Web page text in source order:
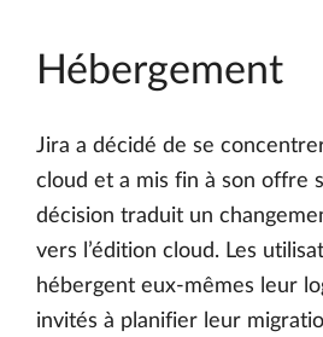
Hébergement
Jira a décidé de se
cloud et a mis fin à son offre
décision traduit un
vers l’édition cloud. Les
hébergent eux-mêmes leur
invités à planifier leur